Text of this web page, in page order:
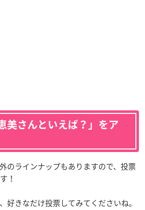
美さんといえば？」をア
のラインナップもありますので、投票
！
好きなだけ投票してみてくださいね。